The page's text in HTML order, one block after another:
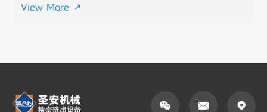
题及排查方向：1. 表面粗糙/麻面（塑化不良）这是最
View More 
  